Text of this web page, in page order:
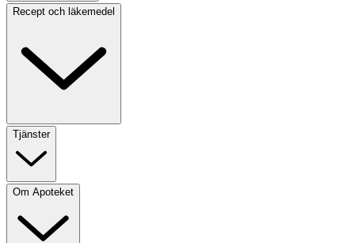
Recept och läkemedel
Tjänster
Om Apoteket